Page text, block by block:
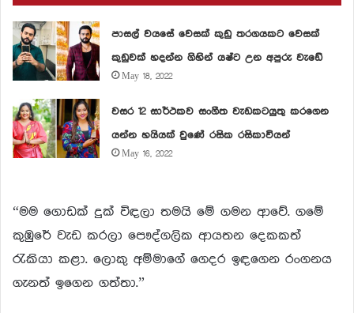
පාසල් වයසේ වෙසක් කුඩු තරගයකට වෙසක්
කුඩුවක් හදන්න ගිහින් යෂ්ට උන අපුරු වැඩේ
May 18, 2022
වසර 12 සාර්ථකව සංගීත වැඩකටයුතු කරගෙන
යන්න හයියක් වුණේ රසික රසිකාවියන්
May 16, 2022
“මම ගොඩක් දුක් විඳලා තමයි මේ ගමන ආවේ. ගමේ
කුඹුරේ වැඩ කරලා පෞද්ගලික ආයතන දෙකකත්
‍රැකියා කළා. ලොකු අම්මාගේ ගෙදර ඉඳගෙන රංගනය
ගැනත් ඉගෙන ගත්තා.”